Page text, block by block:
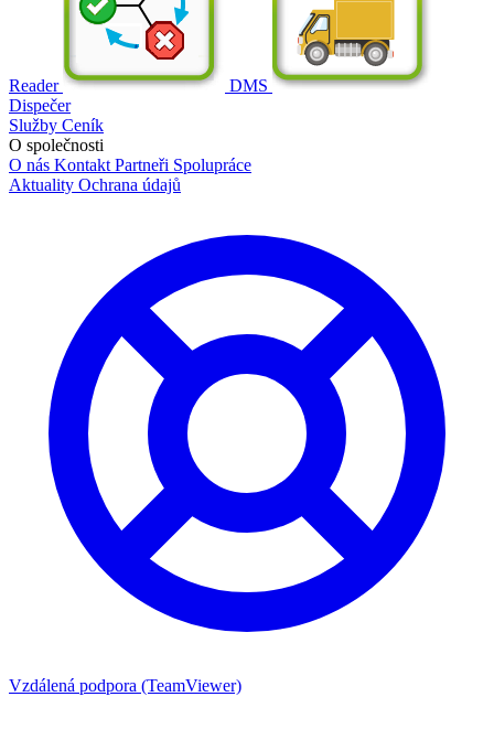
Reader
DMS
Dispečer
Služby Ceník
O společnosti
O nás Kontakt Partneři Spolupráce
Aktuality Ochrana údajů
Vzdálená podpora (TeamViewer)